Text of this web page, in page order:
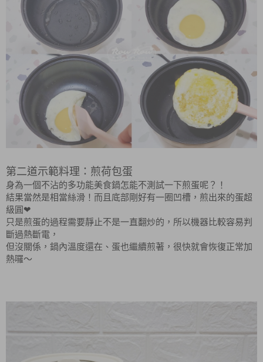
第二道示範料理：煎荷包蛋
身為一個不沾的多功能美食鍋怎能不測試一下煎蛋呢？！
結果當然是相當絲滑！而且底部剛好有一圈凹槽，煎出來的蛋超
級圓❤
只是煎蛋的過程需要靜止不是一直翻炒的，所以機器比較容易判
斷過熱斷電，
但沒關係，鍋內溫度還在、蛋也繼續煎著，很快就會恢復正常加
熱囉～